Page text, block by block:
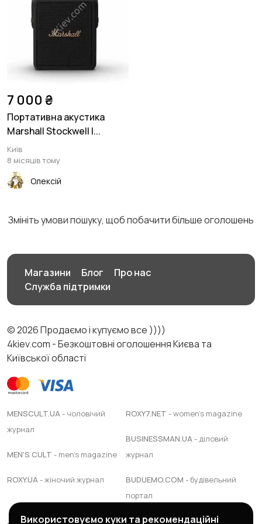
Навушники 1
Аксесуари
7 000 ₴
Портативна акустика
Marshall Stockwell I...
Київ
8 місяців тому
Олексій
Змініть умови пошуку, щоб побачити більше оголошень
Магазини Блог
Про нас
Служба підтримки
© 2026 Продаємо і купуємо все ))))
4kiev.com - Безкоштовні оголошення Києва та
Київської області
MENSCULT.UA- чоловічий
журнал
MEN'S CULT - men's magazine
ROXY.UA- жіночий журнал
ROXY7.NET - women's magazine
BUSINESSMAN.UA- діловий
журнал
BUDUEMO.COM - будівельний
портал
Використовуємо куки та рекомендаційні